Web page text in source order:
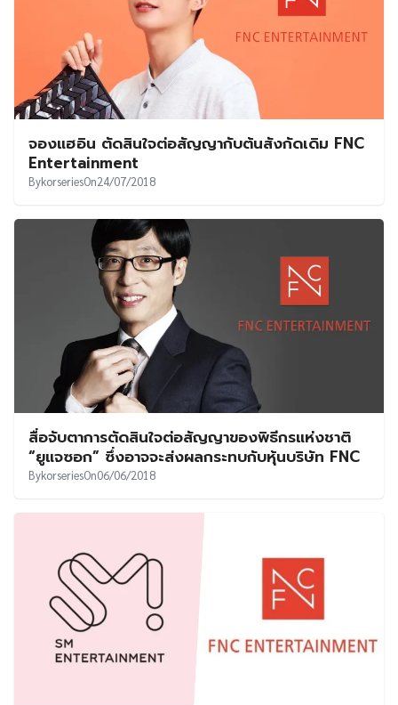
จองแฮอิน ตัดสินใจต่อสัญญากับต้นสังกัดเดิม FNC
Entertainment
BykorseriesOn24/07/2018
สื่อจับตาการตัดสินใจต่อสัญญาของพิธีกรแห่งชาติ
“ยูแจซอก” ซึ่งอาจจะส่งผลกระทบกับหุ้นบริษัท FNC
BykorseriesOn06/06/2018